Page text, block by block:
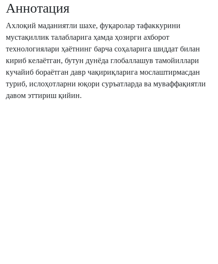
Аннотация
Ахлоқий маданиятли шахе, фуқаролар тафаккурини
мустақиллик талабларига ҳамда ҳозирги ахборот
технологиялари ҳаётнинг барча соҳаларига шиддат билан
кириб келаётган, бутун дунёда глобаллашув тамойиллари
кучайиб бораётган давр чақириқларига мослаштирмасдан
туриб, ислоҳотларни юқори суръатларда ва муваффақиятли
давом эттириш қийин.